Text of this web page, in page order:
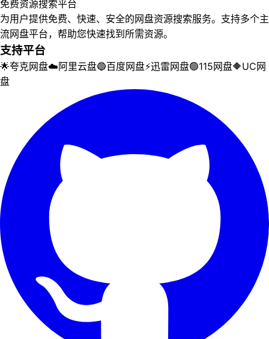
免费资源搜索平台
为用户提供免费、快速、安全的网盘资源搜索服务。支持多个主
流网盘平台，帮助您快速找到所需资源。
支持平台
🌟夸克网盘☁️阿里云盘🔵百度网盘⚡迅雷网盘🟢115网盘🔶UC网
盘